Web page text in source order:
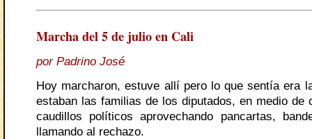
Marcha del 5 de julio en Cali
por Padrino José
Hoy marcharon, estuve allí pero lo que sentía era
estaban las familias de los diputados, en medio de
caudillos políticos aprovechando pancartas,
llamando al rechazo.